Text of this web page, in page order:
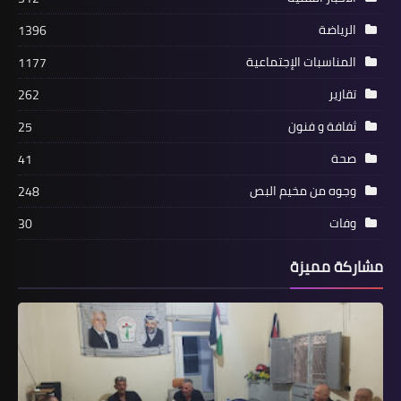
المقـــ...ــاومة (2) في الرشيدية
الجمعية الطبية اللبنانية الأوروبية: لا خوف
من فيروس فتاك وهناك تضخيم لموضوع
إنفلونزا “H3N2”
الرياضة
1396
المناسبات الإجتماعية
1177
تقارير
262
ثفافة و فنون
25
صحة
41
وجوه من مخيم البص
248
وفات
30
مشاركة مميزة